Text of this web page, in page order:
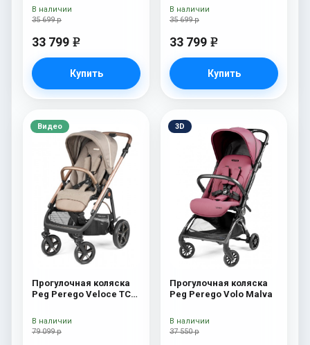
White/Black) Blue Denim
35 699 р
33 799 e
Купить
В наличии
White/Black) Bloom
Scuba
35 699 р
33 799 e
Купить
В наличии
Видео
Прогулочная коляска
Peg Perego Veloce TC
Peg Perego Veloce TC
(Mon Amour New)
79 099 р
В наличии
3D
Прогулочная коляска
Peg Perego Volo Malva
37 550 р
В наличии